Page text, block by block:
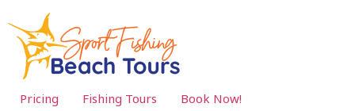
Pricing Fishing Tours Book Now!